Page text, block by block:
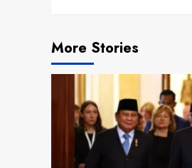
More Stories